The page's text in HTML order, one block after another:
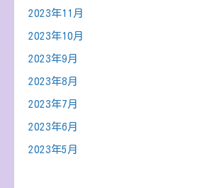
2023年11月
2023年10月
2023年9月
2023年8月
2023年7月
2023年6月
2023年5月